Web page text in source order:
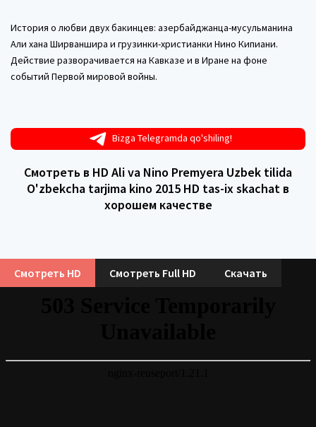
История о любви двух бакинцев: азербайджанца-мусульманина
Али хана Ширваншира и грузинки-христианки Нино Кипиани.
Действие разворачивается на Кавказе и в Иране на фоне
событий Первой мировой войны.
Bizga Telegramda qo'shiling!
Смотреть в HD Ali va Nino Premyera Uzbek tilida
O'zbekcha tarjima kino 2015 HD tas-ix skachat в
хорошем качестве
Смотреть HD Смотреть Full HD Скачать